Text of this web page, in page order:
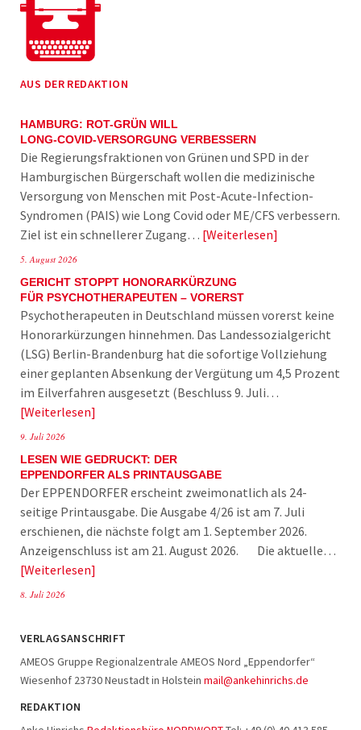
AUS DER REDAKTION
HAMBURG: ROT-GRÜN WILL
LONG-COVID-VERSORGUNG VERBESSERN
Die Regierungsfraktionen von Grünen und SPD in der
Hamburgischen Bürgerschaft wollen die medizinische
Versorgung von Menschen mit Post-Acute-Infection-
Syndromen (PAIS) wie Long Covid oder ME/CFS verbessern.
Ziel ist ein schnellerer Zugang… Weiterlesen
5. August 2026
GERICHT STOPPT HONORARKÜRZUNG
FÜR PSYCHOTHERAPEUTEN – VORERST
Psychotherapeuten in Deutschland müssen vorerst keine
Honorarkürzungen hinnehmen. Das Landessozialgericht
(LSG) Berlin-Brandenburg hat die sofortige Vollziehung
einer geplanten Absenkung der Vergütung um 4,5 Prozent
im Eilverfahren ausgesetzt (Beschluss 9. Juli…
Weiterlesen
9. Juli 2026
LESEN WIE GEDRUCKT: DER
EPPENDORFER ALS PRINTAUSGABE
Der EPPENDORFER erscheint zweimonatlich als 24-
seitige Printausgabe. Die Ausgabe 4/26 ist am 7. Juli
erschienen, die nächste folgt am 1. September 2026.
Anzeigenschluss ist am 21. August 2026. Die aktuelle…
Weiterlesen
8. Juli 2026
VERLAGSANSCHRIFT
AMEOS Gruppe Regionalzentrale AMEOS Nord „Eppendorfer“
Wiesenhof 23730 Neustadt in Holstein mail@ankehinrichs.de
REDAKTION